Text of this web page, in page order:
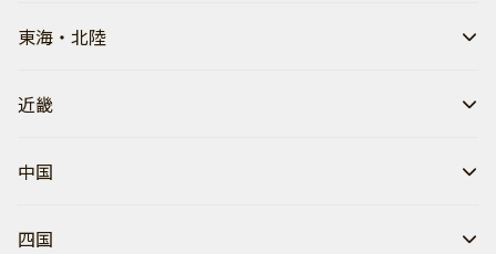
東海・北陸
近畿
中国
四国